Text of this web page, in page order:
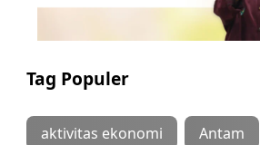
Tag Populer
aktivitas ekonomi Antam